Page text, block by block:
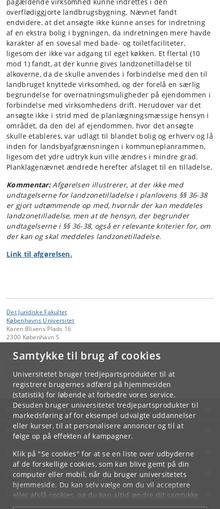
Samtykke til brug af cookies
Universitetet bruger tredjepartsprodukter til at
registrere brugernes adfærd på hjemmesiden
(statistik) for løbende at forbedre vores service.
Desuden bruger universitetet tredjepartsprodukter til
markedsføring af for eksempel udvalgte uddannelser
eller kurser, til at personalisere annoncer og til at
følge op på effekten af kampagner.
Klik på "Se cookies" for at se en liste over udbyderne
af de forskellige cookies, som kan blive gemt på din
computer eller mobil, når du bruger universitetets
hjemmeside. Du kan selv vælge om du vil acceptere
eller afslå cookies, og du kan altid ændre dit samtykke
underCookie- og privatlivspolitiksom du finder i
overflødiggjorte landbrugsbygning. Nævnet fandt
endvidere, at det ansøgte ikke kunne anses for indretning
af en ekstra bolig i bygningen, da indretningen mere havde
karakter af en sovesal med bade- og toiletfaciliteter,
ligesom der ikke var adgang til eget køkken. Et flertal (10
mod 1) fandt, at der kunne gives landzonetilladelse til
alkoverne, da de skulle anvendes i forbindelse med den til
landbruget knyttede virksomhed, og der forelå en særlig
begrundelse for overnatningsmuligheder på ejendommen i
forbindelse med virksomhedens drift. Herudover var det
ansøgte ikke i strid med de planlægningsmæssige hensyn i
området, da den del af ejendommen, hvor det ansøgte
skulle etableres, var udlagt til blandet bolig og erhverv og lå
inden for landsbyafgrænsningen i kommuneplanrammen,
ligesom det ydre udtryk kun ville ændres i mindre grad.
Planklagenævnet ændrede herefter afslaget til en tilladelse.
Kommentar:Afgørelsen illustrerer, at der ikke med
undtagelserne for landzonetilladelse i planlovens §§ 36-38
er gjort udtømmende op med, hvornår der kan meddeles
landzonetilladelse, men at de hensyn, der begrunder
undtagelserne i §§ 36-38, også er relevante kriterier for, om
der kan og skal meddeles landzonetilladelse.
Link til afgørelsen.
Det Juridiske Fakultet
Københavns Universitet
Karen Blixens Plads 16
2300 København S
Kontakt:
jurfak @jur.ku.dk
KØBENHAVNS UNIVERSITET
KONTAKT
SERVICES
FOR STUDERENDE OG ANSATTE
JOB OG KARRIERE